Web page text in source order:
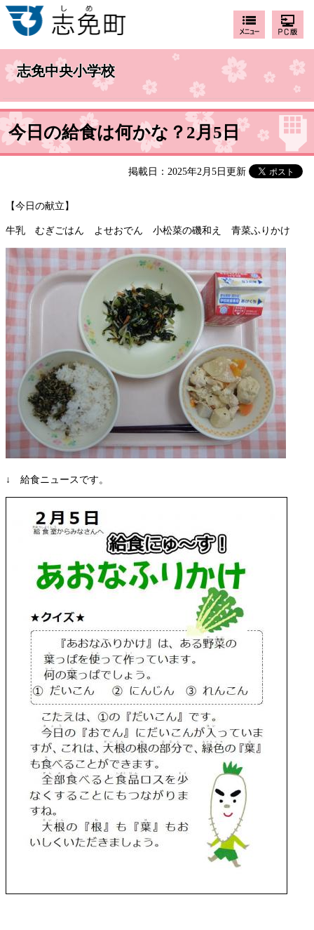
志免中央小学校
今日の給食は何かな？2月5日
掲載日：2025年2月5日更新
【今日の献立】
牛乳 むぎごはん よせおでん 小松菜の磯和え 青菜ふりかけ
↓ 給食ニュースです。